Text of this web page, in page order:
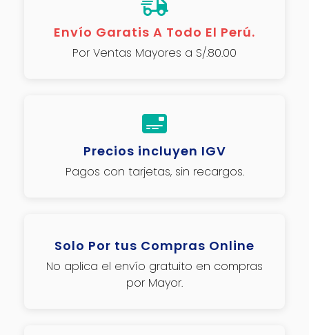
Envío Garatis A Todo El Perú.
Por Ventas Mayores a S/.80.00
Precios incluyen IGV
Pagos con tarjetas, sin recargos.
Solo Por tus Compras Online
No aplica el envío gratuito en compras
por Mayor.